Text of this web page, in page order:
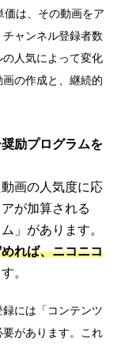
価は、その動画をア
ャンネル登録者数
人気によって変化
の作成と、継続的
励プログラムを
画の人気度に応
が加算される
」があります。
れば、ニコニコ
。
には「コンテンツ
があります。これ